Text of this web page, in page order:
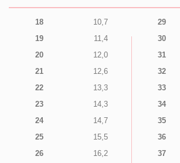
18
10,7
19
11,4
20
12,0
21
12,6
22
13,3
23
14,3
24
14,7
25
15,5
26
16,2
29
30
31
32
33
34
35
36
37